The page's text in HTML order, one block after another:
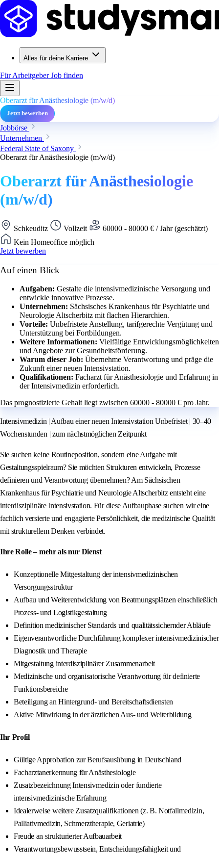
Alles für deine Karriere
Für ArbeitgeberJob finden
Oberarzt für Anästhesiologie (m/w/d)
Jetzt bewerben
Jobbörse
Unternehmen
Federal State of Saxony
Oberarzt für Anästhesiologie (m/w/d)
Oberarzt für Anästhesiologie
(m/w/d)
Schkeuditz Vollzeit
60000 - 80000 € / Jahr (geschätzt)
Kein Homeoffice möglich
Jetzt bewerben
Auf einen Blick
Aufgaben: Gestalte die intensivmedizinische Versorgung und
entwickle innovative Prozesse.
Unternehmen: Sächsisches Krankenhaus für Psychiatrie und
Neurologie Altscherbitz mit flachen Hierarchien.
Vorteile: Unbefristete Anstellung, tarifgerechte Vergütung und
Unterstützung bei Fortbildungen.
Weitere Informationen: Vielfältige Entwicklungsmöglichkeiten
und Angebote zur Gesundheitsförderung.
Warum dieser Job: Übernehme Verantwortung und präge die
Zukunft einer neuen Intensivstation.
Qualifikationen: Facharzt für Anästhesiologie und Erfahrung in
der Intensivmedizin erforderlich.
Das prognostizierte Gehalt liegt zwischen 60000 - 80000 € pro Jahr.
Intensivmedizin | Aufbau einer neuen Intensivstation Unbefristet | 30–40
Wochenstunden | zum nächstmöglichen Zeitpunkt
Sie suchen keine Routineposition, sondern eine Aufgabe mit
Gestaltungsspielraum? Sie möchten Strukturen entwickeln, Prozesse
definieren und Verantwortung übernehmen? Am Sächsischen
Krankenhaus für Psychiatrie und Neurologie Altscherbitz entsteht eine
interdisziplinäre Intensivstation. Für diese Aufbauphase suchen wir eine
fachlich versierte und engagierte Persönlichkeit, die medizinische Qualität
mit strukturellem Denken verbindet.
Ihre Rolle – mehr als nur Dienst
Konzeptionelle Mitgestaltung der intensivmedizinischen
Versorgungsstruktur
Aufbau und Weiterentwicklung von Beatmungsplätzen einschließlich
Prozess- und Logistikgestaltung
Definition medizinischer Standards und qualitätssichernder Abläufe
Eigenverantwortliche Durchführung komplexer intensivmedizinischer
Diagnostik und Therapie
Mitgestaltung interdisziplinärer Zusammenarbeit
Medizinische und organisatorische Verantwortung für definierte
Funktionsbereiche
Beteiligung an Hintergrund- und Bereitschaftsdiensten
Aktive Mitwirkung in der ärztlichen Aus- und Weiterbildung
Ihr Profil
Gültige Approbation zur Berufsausübung in Deutschland
Facharztanerkennung für Anästhesiologie
Zusatzbezeichnung Intensivmedizin oder fundierte
intensivmedizinische Erfahrung
Idealerweise weitere Zusatzqualifikationen (z. B. Notfallmedizin,
Palliativmedizin, Schmerztherapie, Geriatrie)
Freude an strukturierter Aufbauarbeit
Verantwortungsbewusstsein, Entscheidungsfähigkeit und